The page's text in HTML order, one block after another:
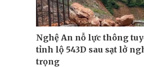
Nghệ An nỗ lực thông
tỉnh lộ 543D sau sạt lở
trọng